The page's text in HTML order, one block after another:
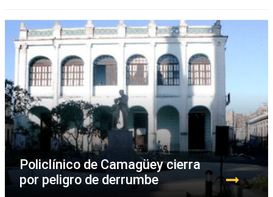
Policlínico de Camagüey cierra
por peligro de derrumbe